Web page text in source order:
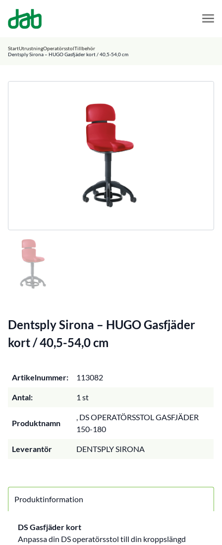
DAB Dental
StartUtrustningOperatörsstolTillbehör
Dentsply Sirona – HUGO Gasfjäder kort / 40,5-54,0 cm
Dentsply Sirona – HUGO Gasfjäder
kort / 40,5-54,0 cm
Artikelnummer: 113082
Antal: 1 st
Produktnamn
, DS OPERATÖRSSTOL GASFJÄDER
150-180
Leverantör DENTSPLY SIRONA
Produktinformation
DS Gasfjäder kort
Anpassa din DS operatörsstol till din kroppslängd